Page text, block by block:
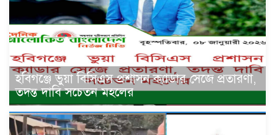
হবিগঞ্জে ভুয়া বিসিএস প্রশাসন ক্যাডার সেজে প্রতারণা,
তদন্ত দাবি সচেতন মহলের